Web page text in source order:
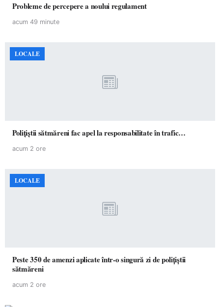
Probleme de percepere a noului regulament
acum 49 minute
LOCALE
Polițiștii sătmăreni fac apel la responsabilitate în trafic…
acum 2 ore
LOCALE
Peste 350 de amenzi aplicate într-o singură zi de polițiștii
sătmăreni
acum 2 ore